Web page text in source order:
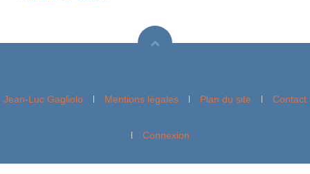
Jean-Luc Gagliolo Mentions légales Plan du site Contact
Connexion